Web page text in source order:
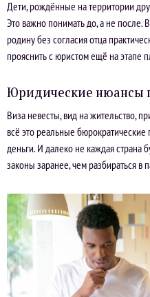
Дети, рождённые на территории
Это важно понимать до, а не после.
родину без согласия отца
прояснить с юристом ещё на этапе
Юридические нюансы
Виза невесты, вид на жительство,
всё это реальные
деньги. И далеко не каждая страна
законы заранее, чем разбираться в